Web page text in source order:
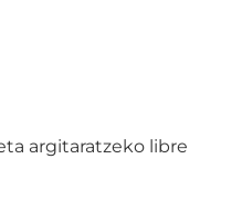
argitaratzeko libre